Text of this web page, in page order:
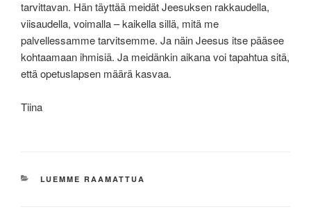
tarvittavan. Hän täyttää meidät Jeesuksen rakkaudella,
viisaudella, voimalla – kaikella sillä, mitä me
palvellessamme tarvitsemme. Ja näin Jeesus itse pääsee
kohtaamaan ihmisiä. Ja meidänkin aikana voi tapahtua sitä,
että opetuslapsen määrä kasvaa.
Tiina
KATEGORIAT
LUEMME RAAMATTUA